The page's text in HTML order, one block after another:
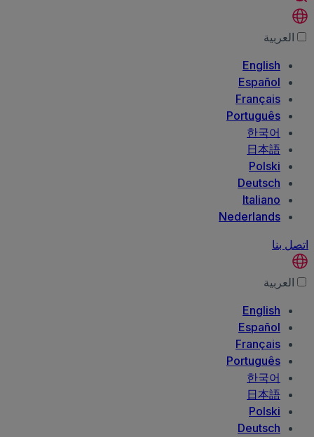
العربية‏
English
Español
Français
Português
한국어
日本語
Polski
Deutsch
Italiano
Nederlands
اتصل بنا
العربية‏
English
Español
Français
Português
한국어
日本語
Polski
Deutsch